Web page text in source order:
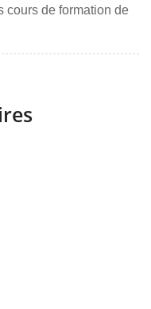
cours de formation de